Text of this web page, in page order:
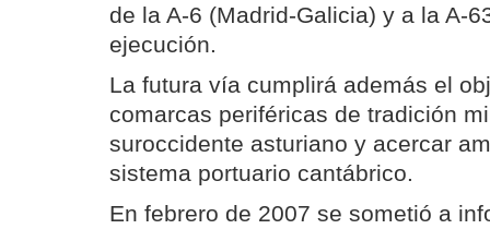
de la A-6 (Madrid-Galicia) y a la A-
ejecución.
La futura vía cumplirá además el
comarcas periféricas de tradición
suroccidente asturiano y acercar
sistema portuario cantábrico.
En febrero de 2007 se sometió a